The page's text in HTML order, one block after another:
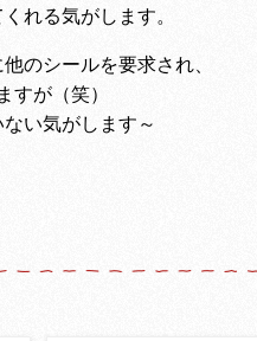
れる気がします。
のシールを要求され、
が（笑）
い気がします～